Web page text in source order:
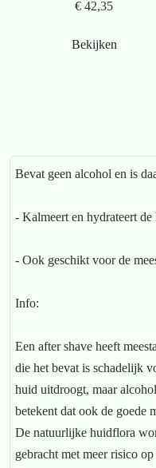
€ 42,35
Bekijken
Bevat geen alcohol en is
- Kalmeert en hydrateert de
- Ook geschikt voor de
Info:
Een after shave heeft
die het bevat is schadelijk
huid uitdroogt, maar
betekent dat ook de goede
De natuurlijke huidflora
gebracht met meer risico